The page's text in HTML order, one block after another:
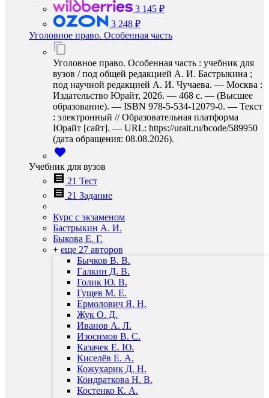
3 145 ₽
3 248 ₽
Уголовное право. Особенная часть
Уголовное право. Особенная часть : учебник для
вузов / под общей редакцией А. И. Бастрыкина ;
под научной редакцией А. И. Чучаева. — Москва :
Издательство Юрайт, 2026. — 468 с. — (Высшее
образование). — ISBN 978-5-534-12079-0. — Текст
: электронный // Образовательная платформа
Юрайт [сайт]. — URL: https://urait.ru/bcode/589950
(дата обращения: 08.08.2026).
Учебник для вузов
21 Тест
21 Задание
Курс с экзаменом
Бастрыкин А. И.
Быкова Е. Г.
+ еще 27 авторов
Бычков В. В.
Галкин Д. В.
Голик Ю. В.
Гущев М. Е.
Ермолович Я. Н.
Жук О. Д.
Иванов А. Л.
Изосимов В. С.
Казачек Е. Ю.
Киселёв Е. А.
Кожухарик Д. Н.
Кондраткова Н. В.
Костенко К. А.